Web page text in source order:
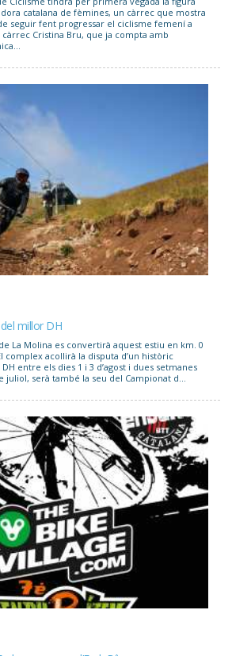
catalana de fèmines, un càrrec que mostra
seguir fent progressar el ciclisme femení a
càrrec Cristina Bru, que ja compta amb
millor DH
La Molina es convertirà aquest estiu en km. 0
complex acollirà la disputa d’un històric
entre els dies 1 i 3 d’agost i dues setmanes
juliol, serà també la seu del Campionat d...